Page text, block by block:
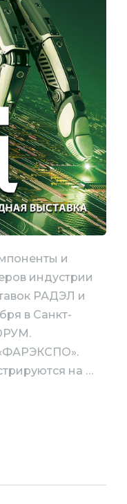
и
индустрии
РАДЭЛ и
в Санкт-
на …